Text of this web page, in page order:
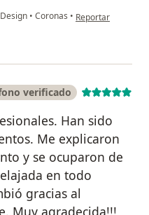
• Coronas • en opinión del
Reportar
verificado
Han sido
Me explicaron
y se ocuparon de
en todo
gracias al